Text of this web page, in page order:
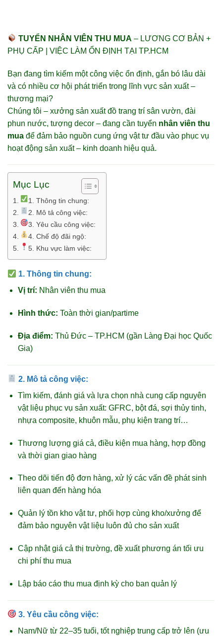
TUYỂN NHÂN VIÊN THU MUA – LƯƠNG CƠ BẢN +
PHỤ CẤP | VIỆC LÀM ỔN ĐỊNH TẠI TP.HCM
Bạn đang tìm kiếm một công việc ổn định, gắn bó lâu dài
và có nhiều cơ hội phát triển trong lĩnh vực sản xuất –
thương mại?
Chúng tôi – xưởng sản xuất đồ trang trí sân vườn, đài
phun nước, tượng decor – đang cần tuyển nhân viên thu
mua để đảm bảo nguồn cung ứng vật tư đầu vào phục vụ
hoạt động sản xuất – kinh doanh hiệu quả.
Mục Lục
1. Thông tin chung:
2. Mô tả công việc:
3. Yêu cầu công việc:
4. Chế độ đãi ngộ:
5. Khu vực làm việc:
1.Thông tin chung:
Vị trí: Nhân viên thu mua
Hình thức: Toàn thời gian/partime
Địa điểm: Thủ Đức – TP.HCM (gần Làng Đại học Quốc
Gia)
2. Mô tả công việc:
Tìm kiếm, đánh giá và lựa chọn nhà cung cấp nguyên
vật liệu phục vụ sản xuất: GFRC, bột đá, sợi thủy tinh,
nhựa composite, khuôn mẫu, phụ kiện trang trí…
Thương lượng giá cả, điều kiện mua hàng, hợp đồng
và thời gian giao hàng
Theo dõi tiến độ đơn hàng, xử lý các vấn đề phát sinh
liên quan đến hàng hóa
Quản lý tồn kho vật tư, phối hợp cùng kho/xưởng để
đảm bảo nguyên vật liệu luôn đủ cho sản xuất
Cập nhật giá cả thị trường, đề xuất phương án tối ưu
chi phí thu mua
Lập báo cáo thu mua định kỳ cho ban quản lý
3.Yêu cầu công việc:
Nam/Nữ từ 22–35 tuổi, tốt nghiệp trung cấp trở lên (ưu